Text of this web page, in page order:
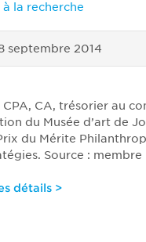
la recherche
septembre 2014
CA, trésorier au
du Musée d’art de
du Mérite
Source : membre
détails >